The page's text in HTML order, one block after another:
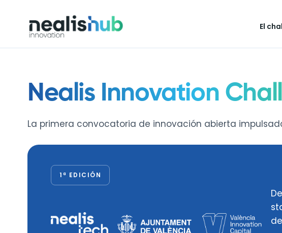
El
Nealis Innovation
La primera convocatoria de innovación abierta
1ª EDICIÓN